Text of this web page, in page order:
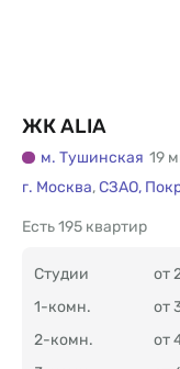
ЖК ALIA
м. Тушинская 19
г. Москва,СЗАО,
195 квартир
Есть
Студии от
1-комн.
от
2-комн.
от